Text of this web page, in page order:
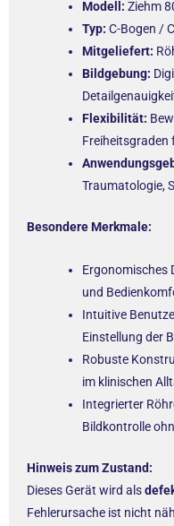
Modell: Ziehm
Typ: C-Bogen /
Mitgeliefert:
Bildgebung:
Flexibilität:
Freiheitsgraden
Traumatologie,
Besondere Merkmale:
Ergonomisches
und
Intuitive
Einstellung der
Robuste
im klinischen
Integrierter
Bildkontrolle
Hinweis zum Zustand:
Dieses Gerät wird als
Fehlerursache ist nicht